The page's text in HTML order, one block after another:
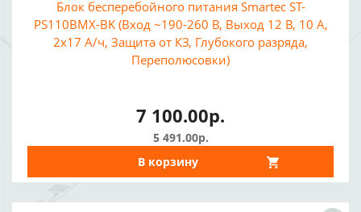
Блок бесперебойного питания Smartec ST-
PS110BMX-BK (Вход ~190-260 В, Выход 12 В, 10 А,
2x17 А/ч, Защита от КЗ, Глубокого разряда,
Переполюсовки)
7 100.00р.
5 491.00р.
В корзину